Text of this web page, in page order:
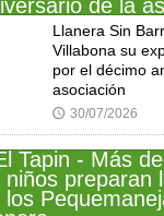
Llanera Sin
Villabona su
por el décimo
asociación
🕔 30/07/2026